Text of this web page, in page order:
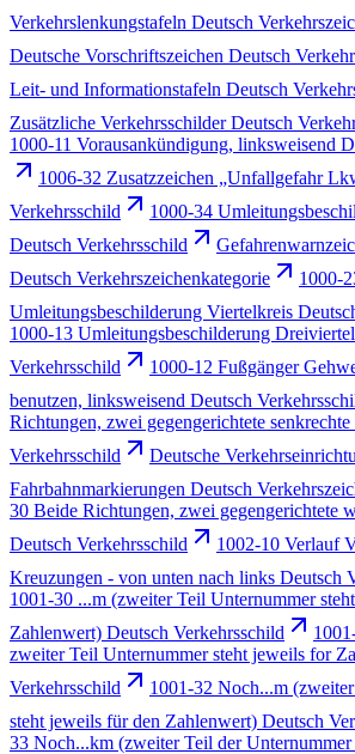
Verkehrslenkungstafeln Deutsch
Deutsche Vorschriftszeichen Deutsch
Leit- und Informationstafeln Deutsch
Zusätzliche Verkehrsschilder Deutsch
1000-11 Vorausankündigung, linksweisend
1006-32 Zusatzzeichen „Unfallgefahr
Verkehrsschild
1000-34
Deutsch Verkehrsschild
Deutsch Verkehrszeichenkategorie
1000-
Umleitungsbeschilderung Viertelkreis
1000-13 Umleitungsbeschilderung
Verkehrsschild
1000-12 Fußgänger
benutzen, linksweisend Deutsch
Richtungen, zwei gegengerichtete
Verkehrsschild
Deutsche
Fahrbahnmarkierungen Deutsch
30 Beide Richtungen, zwei gegengerichtete
Deutsch Verkehrsschild
1002-10 Verlauf
Kreuzungen - von unten nach links Deutsch
1001-30 ...m (zweiter Teil Unternummer
Zahlenwert) Deutsch Verkehrsschild
zweiter Teil Unternummer steht jeweils for
Verkehrsschild
1001-32 Noch...m
steht jeweils für den Zahlenwert) Deutsch
33 Noch...km (zweiter Teil der